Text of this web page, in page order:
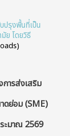
ปรุงพื้นที่เป็น
ย โดยวิธี
การส่งเสริม
ดย่อม (SME)
ะมาณ 2569